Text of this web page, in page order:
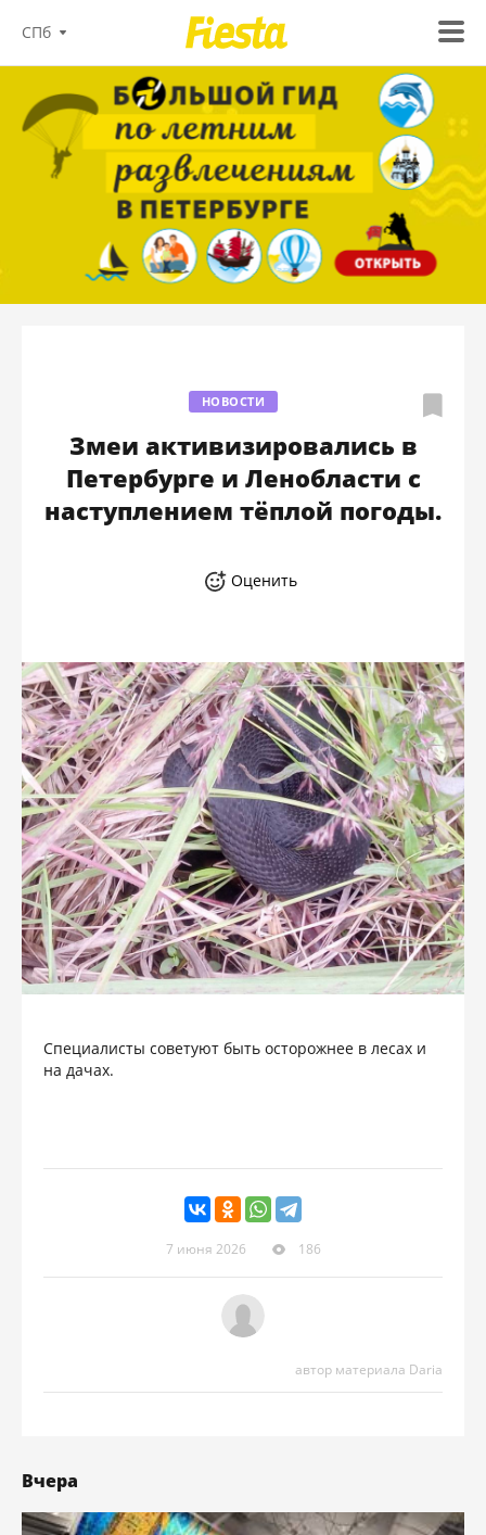
СПб
НОВОСТИ
Змеи активизировались в
Петербурге и Ленобласти с
наступлением тёплой погоды.
Оценить
Специалисты советуют быть осторожнее в лесах и
на дачах.
7 июня 2026 186
автор материала Daria
Вчера